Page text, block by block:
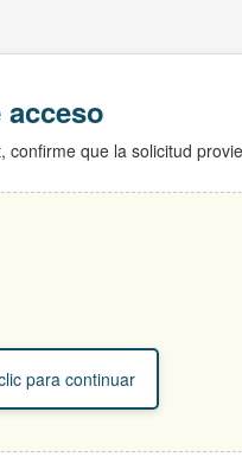
confirme que la solicitud
para continuar